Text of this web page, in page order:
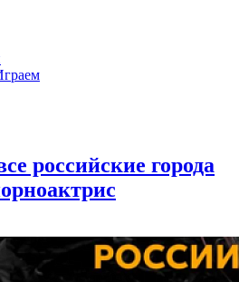
российские города